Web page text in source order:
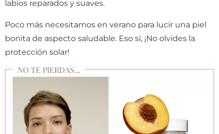
labios reparados y suaves.
Poco más necesitamos en verano para lucir una piel
bonita de aspecto saludable. Eso sí, ¡No olvides la
protección solar!